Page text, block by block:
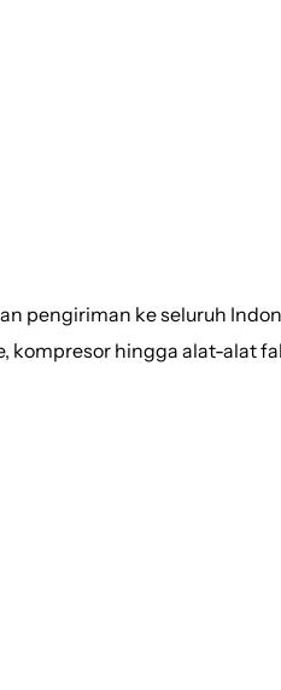
pengiriman ke seluruh
kompresor hingga alat-alat